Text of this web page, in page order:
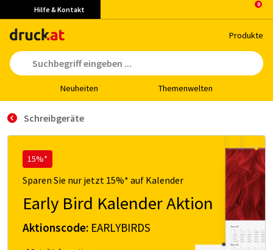
Hilfe & Kontakt
Pro­duk­te
Neu­hei­ten The­men­wel­ten
Schreibgeräte
15%*
Sparen Sie nur jetzt 15%* auf Kalender
Early Bird Kalender Aktion
Aktionscode: EARLYBIRDS